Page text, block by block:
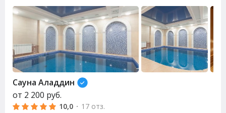
Сауна Аладдин
от 2 200 руб.
10,0 · 17 отз.